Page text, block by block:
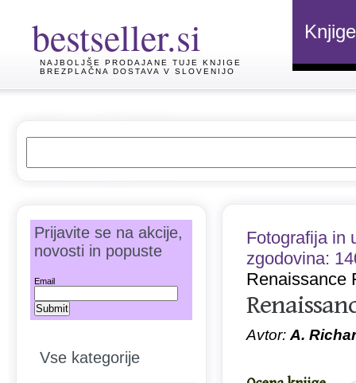
bestseller.si
NAJBOLJŠE PRODAJANE TUJE KNJIGE
BREZPLAČNA DOSTAVA V SLOVENIJO
Knjige
Fotografija in
zgodovina:
Renaissance
Avtor: A.
Prijavite se na akcije,
novosti in popuste
Email
Vse kategorije